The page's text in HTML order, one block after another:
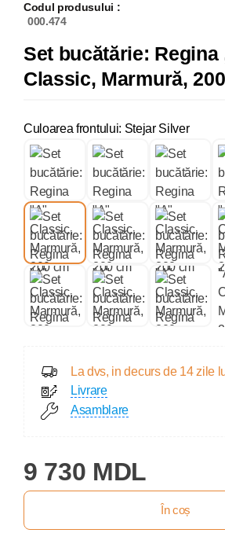
Codul produsului :
000.474
Set bucătărie: Regina
Classic, Marmură,
Culoarea frontului: Stejar Silver
La dvs, in decurs de 14 zile
Livrare
Asamblare
9 730 MDL
În coș